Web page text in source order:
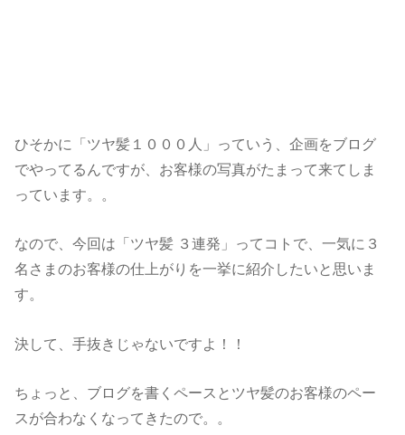
ひそかに「ツヤ髪１０００人」っていう、企画をブログ
でやってるんですが、お客様の写真がたまって来てしま
っています。。
なので、今回は「ツヤ髪 ３連発」ってコトで、一気に３
名さまのお客様の仕上がりを一挙に紹介したいと思いま
す。
決して、手抜きじゃないですよ！！
ちょっと、ブログを書くペースとツヤ髪のお客様のペー
スが合わなくなってきたので。。